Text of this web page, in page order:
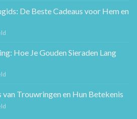
Gouden
Ketting:
Sierkunst
en
De Beste Cadeaus voor Hem en
Cadeaugids:
De
Hem
Hoe Je Gouden Sieraden Lang
Verzorging:
Hoe
van Trouwringen en Hun Betekenis